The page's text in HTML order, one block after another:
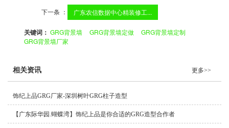
下一条 ： 广东农信数据中心精装修工...
关键词：GRG背景墙 GRG背景墙定做
GRG背景墙定制
GRG背景墙厂家
相关资讯 更多>>
饰纪上品GRG厂家-深圳树叶GRG柱子造型
【广东际华园.蝴蝶湾】饰纪上品是你合适的GRG造型合作者